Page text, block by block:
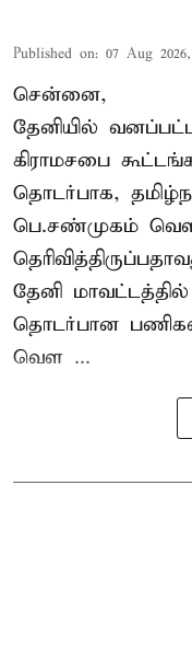
Published on: 07 Aug
சென்னை,
தேனியில்
கிராமசபை
தொடர்பாக,
பெ.சண்முகம்
தேனி
தொடர்பான
வெள ...